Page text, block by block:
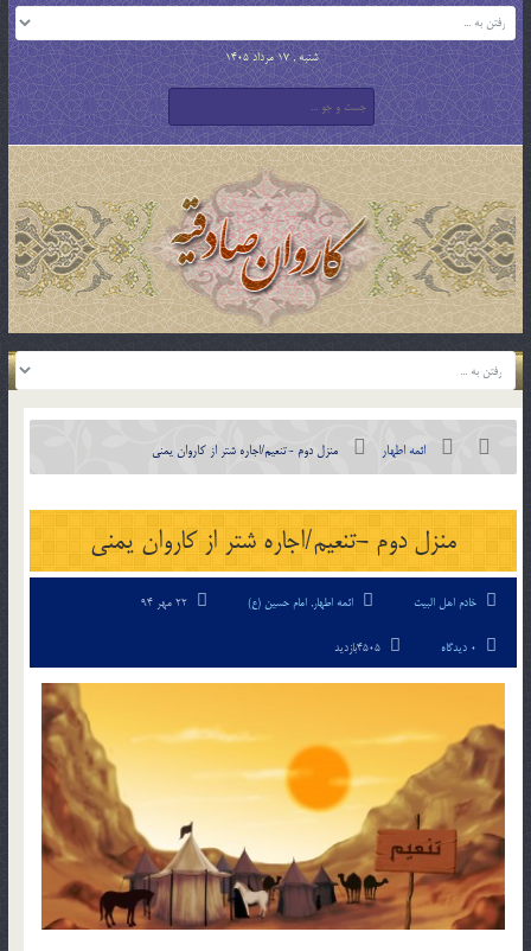
شنبه , 17 مرداد 1405
ائمه اطهار منزل دوم -تنعیم/اجاره شتر از کاروان یمنی
منزل دوم -تنعیم/اجاره شتر از کاروان یمنی
خادم اهل البیت ائمه اطهار, امام حسین (ع)
0 دیدگاه